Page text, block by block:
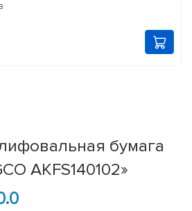
бумага
AKFS140102»